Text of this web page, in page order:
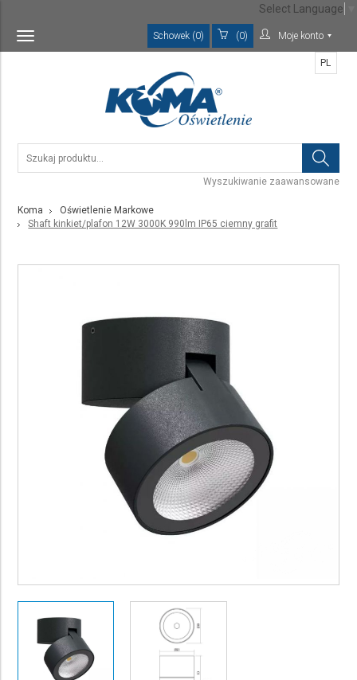
Toggle
navigation
Schowek (0) (0) Moje konto
Wyszukiwanie zaawansowane
PL
Koma
Oświetlenie Markowe
Shaft kinkiet/plafon 12W 3000K 990lm IP65 ciemny grafit
Select Language